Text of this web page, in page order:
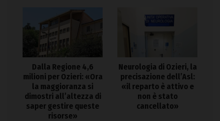
Dalla Regione 4,6
milioni per Ozieri: «Ora
la maggioranza si
dimostri all’altezza di
saper gestire queste
risorse»
Neurologia di Ozieri, la
precisazione dell’Asl:
«il reparto è attivo e
non è stato
cancellato»